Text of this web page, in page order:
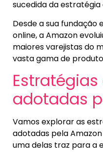
sucedida da estratégia
Desde a sua fundação
online, a Amazon
maiores varejistas do
vasta gama de
adotadas
Vamos explorar as
adotadas pela
uma delas traz para a